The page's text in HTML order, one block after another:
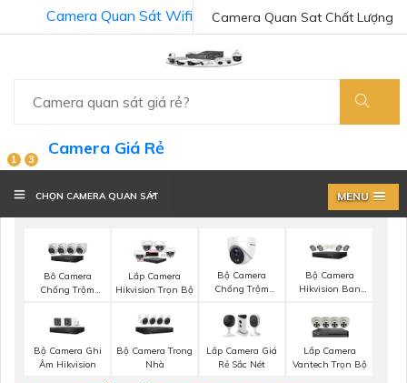
Camera Quan Sat Chất Lượng
Camera Quan Sát Wifi
1 3
Camera Giá Rẻ
CHỌN CAMERA QUAN SÁT MENU
Bô Camera
Chống Trộm
Lắp Camera
Hikvision Trọn Bộ
Bộ Camera
Chống Trộm
Bộ Camera
Hikvision Ban
Bộ Camera Ghi
Âm Hikvision
Bộ Camera Trong
Nhà
Lắp Camera Giá
Rẻ Sắc Nét
Lắp Camera
Vantech Trọn Bộ